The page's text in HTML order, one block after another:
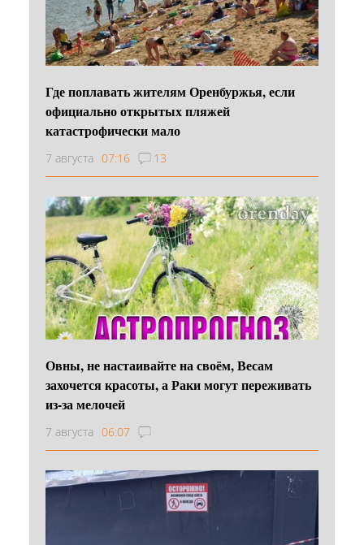
Где поплавать жителям Оренбуржья, если
официально открытых пляжей
катастрофически мало
7 августа 07:16 13
Овны, не настаивайте на своём, Весам
захочется красоты, а Раки могут переживать
из-за мелочей
7 августа 06:07